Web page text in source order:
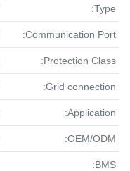
Type:
Communication Port:
Protection Class:
Grid connection:
Application:
OEM/ODM:
BMS: